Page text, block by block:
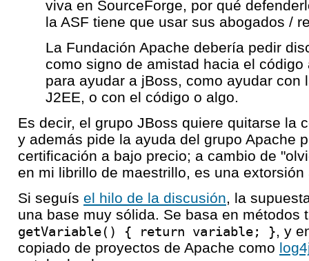
viva en SourceForge, por qué
la ASF tiene que usar sus abogados /
La Fundación Apache debería pedir
como signo de amistad hacia el código
para ayudar a jBoss, como ayudar con
J2EE, o con el código o algo.
Es decir, el grupo JBoss quiere quitarse la
y además pide la ayuda del grupo Apache
certificación a bajo precio; a cambio de
en mi librillo de maestrillo, es una
Si seguís el hilo de la discusión, la
una base muy sólida. Se basa en métodos
getVariable() { return variable; }, y
copiado de proyectos de Apache como